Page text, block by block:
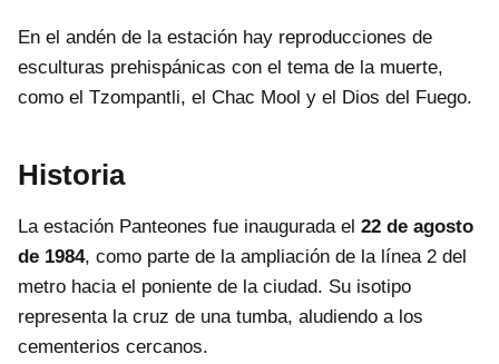
En el andén de la estación hay reproducciones de
esculturas prehispánicas con el tema de la muerte,
como el Tzompantli, el Chac Mool y el Dios del Fuego.
Historia
La estación Panteones fue inaugurada el 22 de agosto
de 1984, como parte de la ampliación de la línea 2 del
metro hacia el poniente de la ciudad. Su isotipo
representa la cruz de una tumba, aludiendo a los
cementerios cercanos.